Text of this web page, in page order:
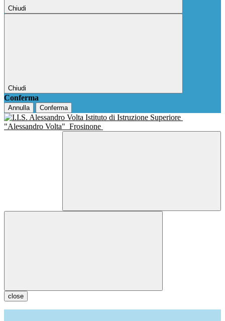
Chiudi
Chiudi
Conferma
Annulla Conferma
Istituto di Istruzione Superiore
"Alessandro Volta" Frosinone
close